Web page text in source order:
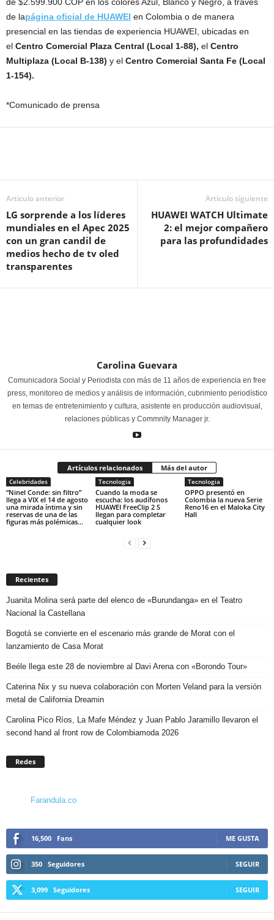
de $2.599.900 COP en los colores Azul, Blanco y Negro, a través
de lapágina oficial de HUAWEI en Colombia o de manera
presencial en las tiendas de experiencia HUAWEI, ubicadas en
el Centro Comercial Plaza Central (Local 1-88), el Centro
Multiplaza (Local B-138) y el Centro Comercial Santa Fe (Local
1-154).
*Comunicado de prensa
Artículo anterior
LG sorprende a los líderes
mundiales en el Apec 2025
con un gran candil de
medios hecho de tv oled
transparentes
Artículo siguiente
HUAWEI WATCH Ultimate
2: el mejor compañero
para las profundidades
Carolina Guevara
Comunicadora Social y Periodista con más de 11 años de experiencia en free
press, monitoreo de medios y análisis de información, cubrimiento periodístico
en temas de entretenimiento y cultura, asistente en producción audiovisual,
relaciones públicas y Commnity Manager jr.
Artículos relacionados Más del autor
Celebridades
“Ninel Conde: sin filtro”
llega a VIX el 14 de agosto
una mirada íntima y sin
reservas de una de las
figuras más polémicas...
Tecnologia
Cuando la moda se
escucha: los audífonos
HUAWEI FreeClip 2 S
llegan para completar
cualquier look
Tecnologia
OPPO presentó en
Colombia la nueva Serie
Reno16 en el Maloka City
Hall
Recientes
Juanita Molina será parte del elenco de «Burundanga» en el Teatro
Nacional la Castellana
Bogotá se convierte en el escenario más grande de Morat con el
lanzamiento de Casa Morat
Beéle llega este 28 de noviembre al Davi Arena con «Borondo Tour»
Caterina Nix y su nueva colaboración con Morten Veland para la versión
metal de California Dreamin
Carolina Pico Ríos, La Mafe Méndez y Juan Pablo Jaramillo llevaron el
second hand al front row de Colombiamoda 2026
Redes
Farandula.co
16,500 Fans ME GUSTA
350 Seguidores SEGUIR
3,099 Seguidores SEGUIR